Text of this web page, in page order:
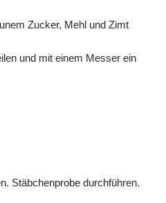
Zucker, Mehl und Zimt
und mit einem Messer ein
Stäbchenprobe durchführen.